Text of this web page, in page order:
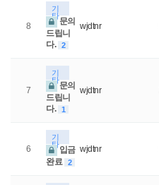
8
기
타
문의
드립니
다. 2
wjdtnr
7
기
타
문의
드립니
다. 1
wjdtnr
6
기
타
입금
완료 2
wjdtnr